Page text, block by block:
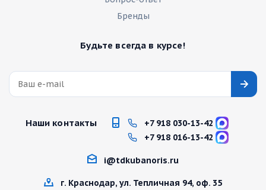
Бренды
Будьте всегда в курсе!
Наши контакты
+7 918 030-13-42
+7 918 016-13-42
i@tdkubanoris.ru
г. Краснодар, ул. Тепличная 94, оф. 35